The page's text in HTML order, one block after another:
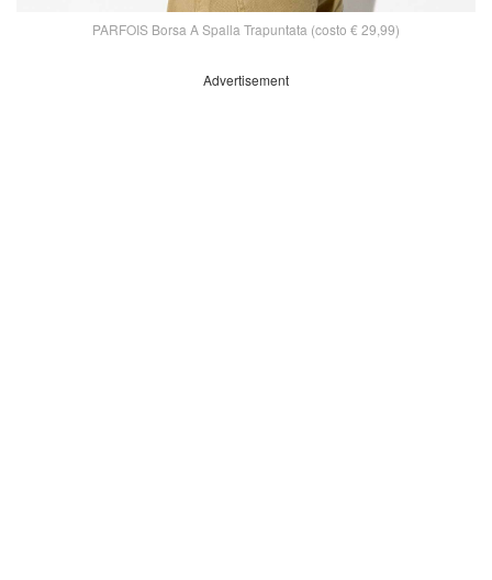
PARFOIS Borsa A Spalla Trapuntata (costo € 29,99)
Advertisement